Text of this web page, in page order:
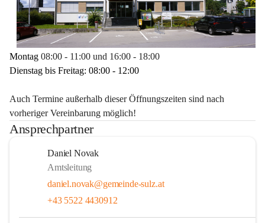
Montag 08:00 - 11:00 und 16:00 - 18:00
Dienstag bis Freitag: 08:00 - 12:00
Auch Termine außerhalb dieser Öffnungszeiten sind nach
vorheriger Vereinbarung möglich!
Ansprechpartner
Daniel Novak
Amtsleitung
daniel.novak@gemeinde-sulz.at
+43 5522 4430912